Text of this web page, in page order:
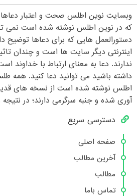
وبسایت نوین اطلس صحت و اعتبار
که در نوین اطلس نوشته شده است نمی
دستورالعمل هایی که برای دعاها توضیح
اینترنتی دیگر سایت ها است و چندان
ندارند. دعا به معنای ارتباط با
داشته باشید می توانید دعا کنید. همه
اطلس نوشته شده است از نسخه های
آوری شده و جنبه سرگرمی دارند؛ در نتیجه
دسترسی سریع
صفحه اصلی
آخرین مطالب
مطالب
تماس باما